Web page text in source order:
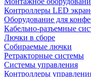
Контроллеры LED
Оборудование для
Кабельно-разъемные
Лючки в сборе
Собираемые лючки
Ретракторные системы
Системы управления
Контроллеры